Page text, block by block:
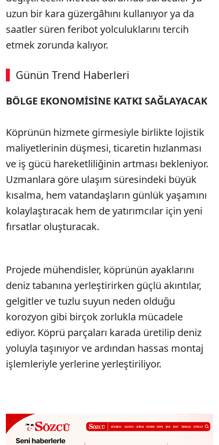
uzun bir kara güzergâhını kullanıyor ya da
saatler süren feribot yolculuklarını tercih
etmek zorunda kalıyor.
Günün Trend Haberleri
BÖLGE EKONOMİSİNE KATKI SAĞLAYACAK
Köprünün hizmete girmesiyle birlikte lojistik
maliyetlerinin düşmesi, ticaretin hızlanması
ve iş gücü hareketliliğinin artması bekleniyor.
Uzmanlara göre ulaşım süresindeki büyük
kısalma, hem vatandaşların günlük yaşamını
kolaylaştıracak hem de yatırımcılar için yeni
fırsatlar oluşturacak.
Projede mühendisler, köprünün ayaklarını
deniz tabanına yerleştirirken güçlü akıntılar,
gelgitler ve tuzlu suyun neden olduğu
korozyon gibi birçok zorlukla mücadele
ediyor. Köprü parçaları karada üretilip deniz
yoluyla taşınıyor ve ardından hassas montaj
işlemleriyle yerlerine yerleştiriliyor.